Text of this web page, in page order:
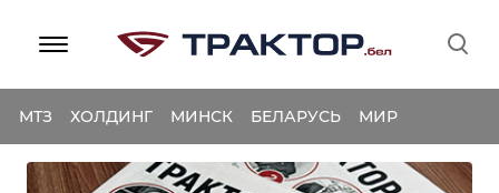
МТЗ ХОЛДИНГ МИНСК БЕЛАРУСЬ МИР